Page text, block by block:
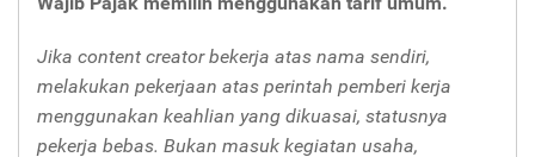
Jika content creatorbekerja atas nama sendiri,
melakukan pekerjaan atas perintah pemberi kerja
menggunakan keahlian yang dikuasai, statusnya
pekerja bebas. Bukan masuk kegiatan usaha,